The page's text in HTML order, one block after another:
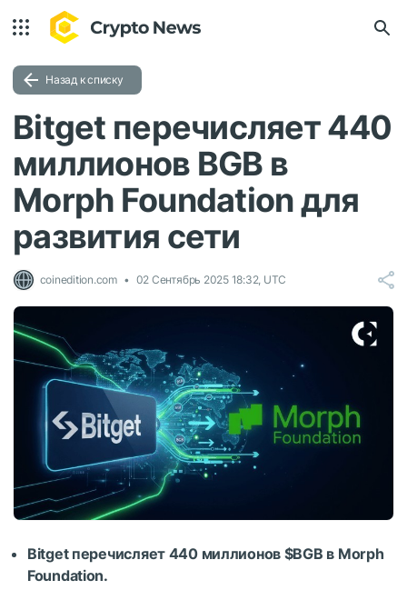
Назад к списку
Bitget перечисляет 440
миллионов BGB в
Morph Foundation для
развития сети
coinedition.com 02 Сентябрь 2025 18:32, UTC
Bitget перечисляет 440 миллионов $BGB в Morph
Foundation.